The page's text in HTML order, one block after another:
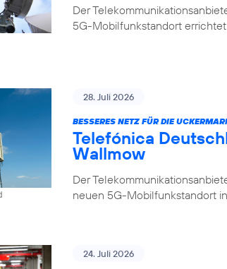
Der
5G-Mobilfunkstandort errichtet
28. Juli 2026
BESSERES NETZ FÜR DIE
Telefónica
Wallmow
Der
neuen 5G-Mobilfunkstandort
24. Juli 2026